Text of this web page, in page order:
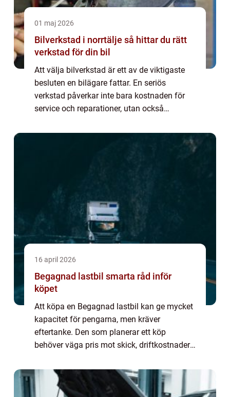
01 maj 2026
Bilverkstad i norrtälje så hittar du rätt
verkstad för din bil
Att välja bilverkstad är ett av de viktigaste
besluten en bilägare fattar. En seriös
verkstad påverkar inte bara kostnaden för
service och reparationer, utan också
andrahandsvärdet. I Norrtälje med omnejd
16 april 2026
Begagnad lastbil smarta råd inför
köpet
Att köpa en Begagnad lastbil kan ge mycket
kapacitet för pengarna, men kräver
eftertanke. Den som planerar ett köp
behöver väga pris mot skick, driftkostnader
det att hitta ett fordon som både är tryggt,
lönsa...